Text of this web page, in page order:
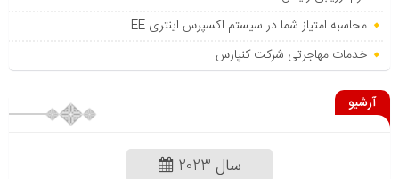
محاسبه امتیاز شما در سیستم اکسپرس اینتری EE
خدمات مهاجرتی شرکت کنپارس
آرشیو
سال 2023